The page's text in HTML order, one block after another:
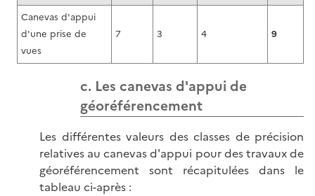
Canevas d'appui
d'une prise de
vues
7 3 4 9
c. Les canevas d'appui de
géoréférencement
Les différentes valeurs des classes de précision
relatives au canevas d'appui pour des travaux de
géoréférencement sont récapitulées dans le
tableau ci-après :